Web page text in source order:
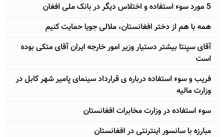
5 مورد سوء استفاده و اختلاس ديگر در بانک ملی افغان
همه با هم از دختر افغانستان، ملالی جويا حمايت کنيم
آقای سپنتا بيشتر دستيار وزير امور خارجه ايران آقای متکی بوده
است
فريب و سوء استفاده درباره ی قرارداد سينمای پامير شهر کابل در
وزارت ماليه
سوء استفاده در وزارت مخابرات افغانستان
مبارزه با سانسور اينترنتی در افغانستان